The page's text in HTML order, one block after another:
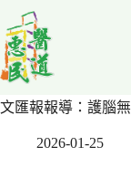
至
主
要
內
文匯報報導：護腦
2026-01-25